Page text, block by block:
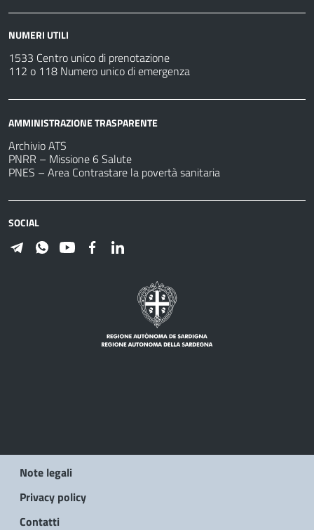
NUMERI UTILI
1533 Centro unico di prenotazione
112 o 118 Numero unico di emergenza
AMMINISTRAZIONE TRASPARENTE
Archivio ATS
PNRR – Missione 6 Salute
PNES – Area Contrastare la povertà sanitaria
SOCIAL
Note legali
Privacy policy
Contatti